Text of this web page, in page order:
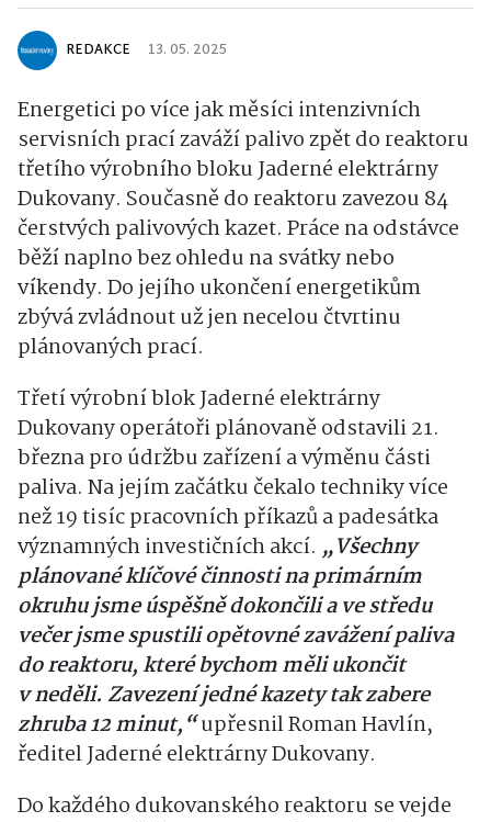
REDAKCE 13. 05. 2025
Energetici po více jak měsíci intenzivních
servisních prací zaváží palivo zpět do reaktoru
třetího výrobního bloku Jaderné elektrárny
Dukovany. Současně do reaktoru zavezou 84
čerstvých palivových kazet. Práce na odstávce
běží naplno bez ohledu na svátky nebo
víkendy. Do jejího ukončení energetikům
zbývá zvládnout už jen necelou čtvrtinu
plánovaných prací.
Třetí výrobní blok Jaderné elektrárny
Dukovany operátoři plánovaně odstavili 21.
března pro údržbu zařízení a výměnu části
paliva. Na jejím začátku čekalo techniky více
než 19 tisíc pracovních příkazů a padesátka
významných investičních akcí. „Všechny
plánované klíčové činnosti na primárním
okruhu jsme úspěšně dokončili a ve středu
večer jsme spustili opětovné zavážení paliva
do reaktoru, které bychom měli ukončit
v neděli. Zavezení jedné kazety tak zabere
zhruba 12 minut,“upřesnil Roman Havlín,
ředitel Jaderné elektrárny Dukovany.
Do každého dukovanského reaktoru se vejde